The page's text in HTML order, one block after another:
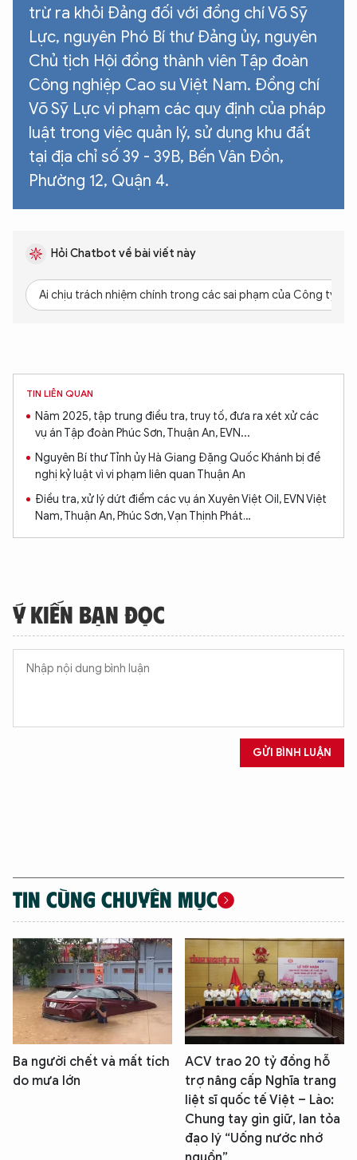
trừ ra khỏi Đảng đối với đồng chí Võ Sỹ
Lực, nguyên Phó Bí thư Đảng ủy, nguyên
Chủ tịch Hội đồng thành viên Tập đoàn
Công nghiệp Cao su Việt Nam. Đồng chí
Võ Sỹ Lực vi phạm các quy định của pháp
luật trong việc quản lý, sử dụng khu đất
tại địa chỉ số 39 - 39B, Bến Vân Đồn,
Phường 12, Quận 4.
Hỏi Chatbot về bài viết này
Ai chịu trách nhiệm chính trong các sai phạm của Công ty
TIN LIÊN QUAN
Năm 2025, tập trung điều tra, truy tố, đưa ra xét xử các
vụ án Tập đoàn Phúc Sơn, Thuận An, EVN...
Nguyên Bí thư Tỉnh ủy Hà Giang Đặng Quốc Khánh bị đề
nghị kỷ luật vì vi phạm liên quan Thuận An
Điều tra, xử lý dứt điểm các vụ án Xuyên Việt Oil, EVN Việt
Nam, Thuận An, Phúc Sơn, Vạn Thịnh Phát…
Ý KIẾN BẠN ĐỌC
GỬI BÌNH LUẬN
TIN CÙNG CHUYÊN MỤC
Ba người chết và mất tích
do mưa lớn
ACV trao 20 tỷ đồng hỗ
trợ nâng cấp Nghĩa trang
liệt sĩ quốc tế Việt – Lào:
Chung tay gìn giữ, lan tỏa
đạo lý “Uống nước nhớ
XIN CHÀO,
Hãy hỏi tôi bất kỳ điều gì bạn cần biết về